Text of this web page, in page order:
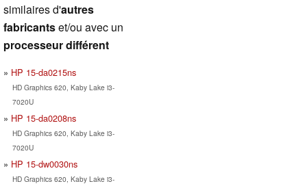
similaires d'autres
fabricantset/ou avec un
processeur différent
HP 15-da0215ns
HD Graphics 620, Kaby Lake i3-
7020U
HP 15-da0208ns
HD Graphics 620, Kaby Lake i3-
7020U
HP 15-dw0030ns
HD Graphics 620, Kaby Lake i3-